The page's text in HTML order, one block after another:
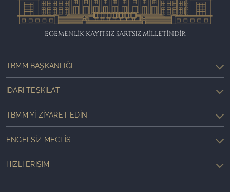
EGEMENLİK KAYITSIZ ŞARTSIZ MİLLETİNDİR
TBMM BAŞKANLIĞI
İDARI TEŞKILAT
TBMM'YI ZIYARET EDIN
ENGELSIZ MECLIS
HIZLI ERIŞIM